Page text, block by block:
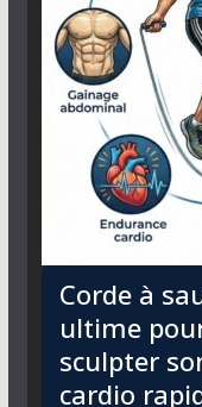
Corde à
ultime
sculpter
cardio